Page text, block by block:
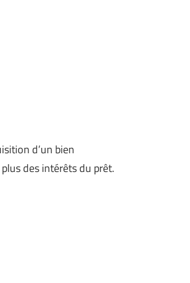
d’un bien
des intérêts du prêt.